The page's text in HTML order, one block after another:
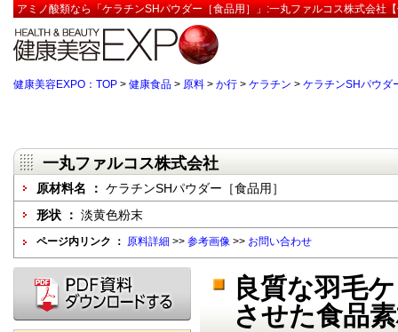
アミノ酸類なら「ケラチンSHパウダー［食品用］」:一丸ファルコス株式会社
健康美容EXPO：TOP > 健康食品 > 原料 > か行 > ケラチン > ケラチンSHパウダ
一丸ファルコス株式会社
原材料名 ： ケラチンSHパウダー［食品用］
形状 ： 淡黄色粉末
ページ内リンク ： 原料詳細 >> 参考画像 >> お問い合わせ
良質な羽毛
させた食品